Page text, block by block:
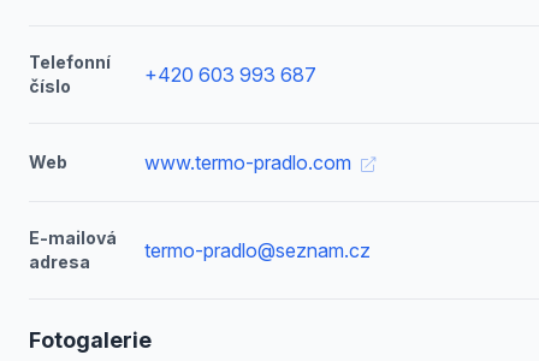
Telefonní
číslo
+420 603 993 687
Web www.termo-pradlo.com
E-mailová
adresa
termo-pradlo@seznam.cz
Fotogalerie